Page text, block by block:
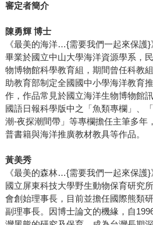
審定者簡介
陳勇輝 博士
《最美的海洋…{需要我們一起來保護
畢業於國立中山大學海洋資源學系，
物博物館科學教育組，期間曾任科教
助教育部制定全國國中小學海洋教育
作，作品常見於國立海洋生物博物館
國語日報科學版中之「魚類專欄」、
潮-夜探潮間帶」等專欄擔任主筆多年
普書籍與海洋推廣教材教具等作品。
黃美秀
《最美的森林…{需要我們一起來保護
國立屏東科技大學野生動物保育研究
會創始理事長，目前並擔任國際熊類
副理事長。因博士論文的機緣，自